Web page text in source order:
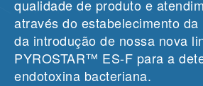
qualidade de produto e
através do estabelecimento
da introdução de nossa nova
PYROSTAR™ ES-F para a
endotoxina bacteriana.